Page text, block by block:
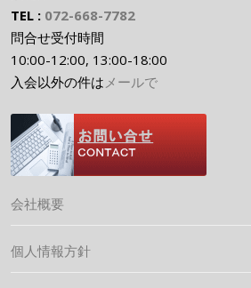
TEL : 072-668-7782
問合せ受付時間
10:00-12:00, 13:00-18:00
入会以外の件はメールで
会社概要
個人情報方針